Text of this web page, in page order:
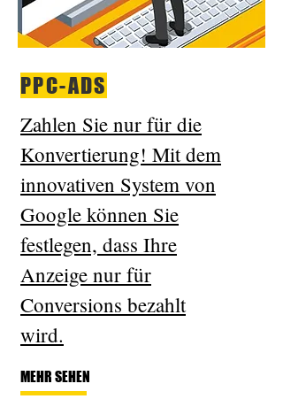
PPC-ADS
Zahlen Sie nur für die
Konvertierung! Mit dem
innovativen System von
Google können Sie
festlegen, dass Ihre
Anzeige nur für
Conversions bezahlt
wird.
MEHR SEHEN